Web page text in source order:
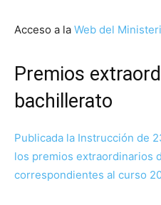
Acceso a la Web del
Premios
bachillerato
Publicada la Instrucción de
los premios extraordinarios
correspondientes al curso